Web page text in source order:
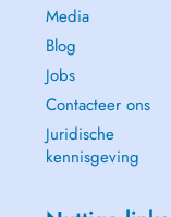
Media
Blog
Jobs
Contacteer ons
Juridische
kennisgeving